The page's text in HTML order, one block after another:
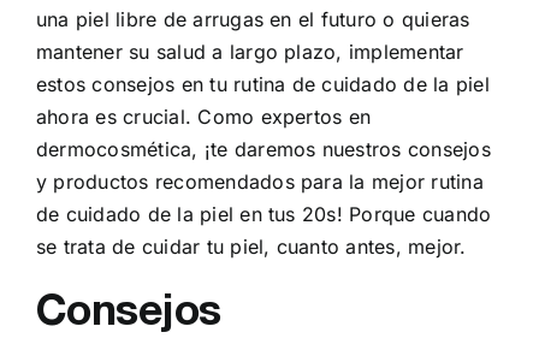
una piel libre de arrugas en el futuro o quieras
mantener su salud a largo plazo, implementar
estos consejos en tu rutina de cuidado de la piel
ahora es crucial. Como expertos en
dermocosmética, ¡te daremos nuestros consejos
y productos recomendados para la mejor rutina
de cuidado de la piel en tus 20s! Porque cuando
se trata de cuidar tu piel, cuanto antes, mejor.
Consejos